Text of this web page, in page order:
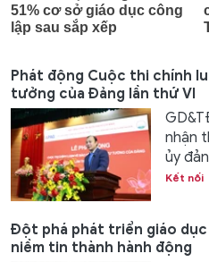
Phát động Cuộc thi chính
tưởng của Đảng lần thứ VI
nhận
ủy
Kết nối
Đột phá phát triển giáo dục
niềm tin thành hành động